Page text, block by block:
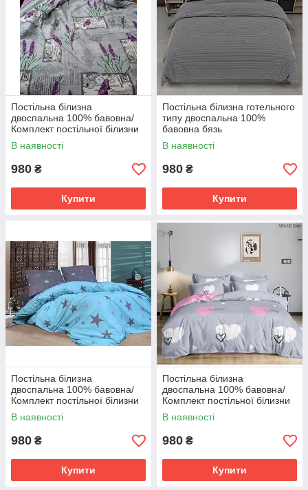
Постільна білизна
двоспальна 100% бавовна/
Комплект постільної білизни
бязь Голд Люкс
В наявності
980 ₴
Купити
Постільна білизна готельного
типу двоспальна 100%
бавовна бязь
В наявності
980 ₴
Купити
Постільна білизна
двоспальна 100% бавовна/
Комплект постільної білизни
бязь Голд Люкс
В наявності
980 ₴
Купити
Постільна білизна
двоспальна 100% бавовна/
Комплект постільної білизни
Бязь gold люкс
В наявності
980 ₴
Купити